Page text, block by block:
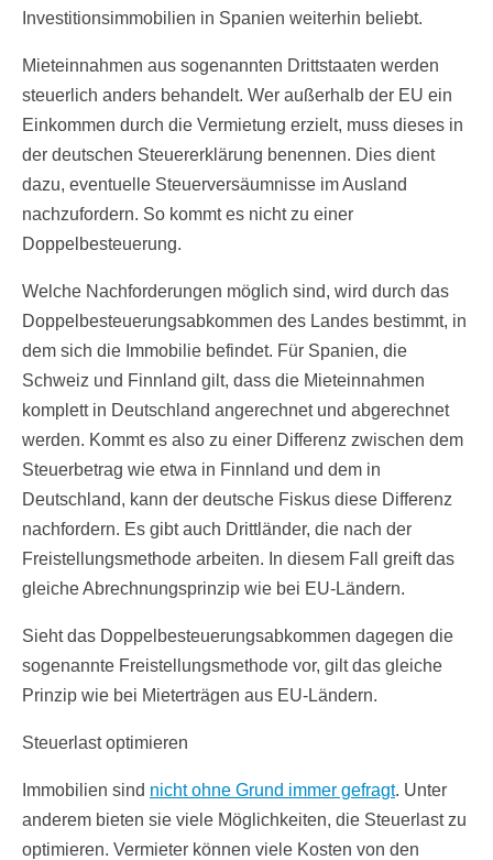
Investitionsimmobilien in Spanien weiterhin beliebt.
Mieteinnahmen aus sogenannten Drittstaaten werden
steuerlich anders behandelt. Wer außerhalb der EU ein
Einkommen durch die Vermietung erzielt, muss dieses in
der deutschen Steuererklärung benennen. Dies dient
dazu, eventuelle Steuerversäumnisse im Ausland
nachzufordern. So kommt es nicht zu einer
Doppelbesteuerung.
Welche Nachforderungen möglich sind, wird durch das
Doppelbesteuerungsabkommen des Landes bestimmt, in
dem sich die Immobilie befindet. Für Spanien, die
Schweiz und Finnland gilt, dass die Mieteinnahmen
komplett in Deutschland angerechnet und abgerechnet
werden. Kommt es also zu einer Differenz zwischen dem
Steuerbetrag wie etwa in Finnland und dem in
Deutschland, kann der deutsche Fiskus diese Differenz
nachfordern. Es gibt auch Drittländer, die nach der
Freistellungsmethode arbeiten. In diesem Fall greift das
gleiche Abrechnungsprinzip wie bei EU-Ländern.
Sieht das Doppelbesteuerungsabkommen dagegen die
sogenannte Freistellungsmethode vor, gilt das gleiche
Prinzip wie bei Mieterträgen aus EU-Ländern.
Steuerlast optimieren
Immobilien sind nicht ohne Grund immer gefragt. Unter
anderem bieten sie viele Möglichkeiten, die Steuerlast zu
optimieren. Vermieter können viele Kosten von den